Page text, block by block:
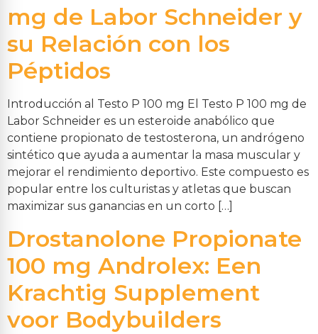
mg de Labor Schneider y
su Relación con los
Péptidos
Introducción al Testo P 100 mg El Testo P 100 mg de
Labor Schneider es un esteroide anabólico que
contiene propionato de testosterona, un andrógeno
sintético que ayuda a aumentar la masa muscular y
mejorar el rendimiento deportivo. Este compuesto es
popular entre los culturistas y atletas que buscan
maximizar sus ganancias en un corto […]
Drostanolone Propionate
100 mg Androlex: Een
Krachtig Supplement
voor Bodybuilders